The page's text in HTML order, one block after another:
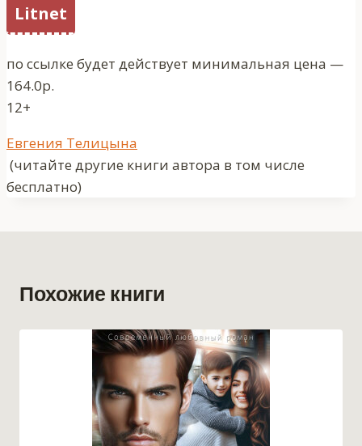
Litnet
по ссылке будет действует минимальная цена —
164.0р.
12+
Метки
записи:
Евгения Телицына
(читайте другие книги автора в том числе
бесплатно)
Похожие книги